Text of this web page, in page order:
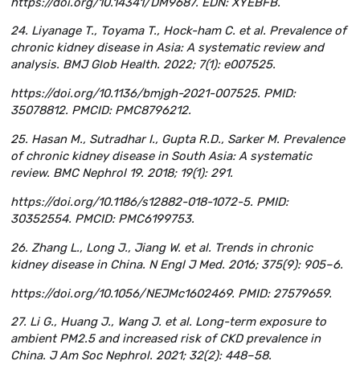
24. Liyanage T., Toyama T., Hock-ham C. et al. Prevalence of
chronic kidney disease in Asia: A systematic review and
analysis. BMJ Glob Health. 2022; 7(1): e007525.
https://doi.org/10.1136/bmjgh-2021-007525. PMID:
35078812. PMCID: PMC8796212.
25. Hasan M., Sutradhar I., Gupta R.D., Sarker M. Prevalence
of chronic kidney disease in South Asia: A systematic
review. BMC Nephrol 19. 2018; 19(1): 291.
https://doi.org/10.1186/s12882-018-1072-5. PMID:
30352554. PMCID: PMC6199753.
26. Zhang L., Long J., Jiang W. et al. Trends in chronic
kidney disease in China. N Engl J Med. 2016; 375(9): 905–6.
https://doi.org/10.1056/NEJMc1602469. PMID: 27579659.
27. Li G., Huang J., Wang J. et al. Long-term exposure to
ambient PM2.5 and increased risk of CKD prevalence in
China. J Am Soc Nephrol. 2021; 32(2): 448–58.